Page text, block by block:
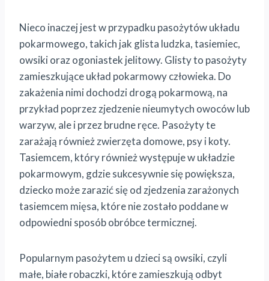
Nieco inaczej jest w przypadku pasożytów układu
pokarmowego, takich jak glista ludzka, tasiemiec,
owsiki oraz ogoniastek jelitowy. Glisty to pasożyty
zamieszkujące układ pokarmowy człowieka. Do
zakażenia nimi dochodzi drogą pokarmową, na
przykład poprzez zjedzenie nieumytych owoców lub
warzyw, ale i przez brudne ręce. Pasożyty te
zarażają również zwierzęta domowe, psy i koty.
Tasiemcem, który również występuje w układzie
pokarmowym, gdzie sukcesywnie się powiększa,
dziecko może zarazić się od zjedzenia zarażonych
tasiemcem mięsa, które nie zostało poddane w
odpowiedni sposób obróbce termicznej.
Popularnym pasożytem u dzieci są owsiki, czyli
małe, białe robaczki, które zamieszkują odbyt